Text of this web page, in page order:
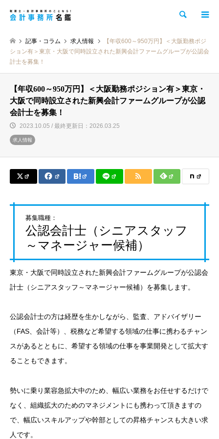
検索
記事・コラム 求人情報
【年収600～950万円】＜大阪勤務ポジ
ション有＞東京・大阪で同時設立された新興会計ファームグループが公認会
計士を募集！
【年収600～950万円】＜大阪勤務ポジション有＞東京・
大阪で同時設立された新興会計ファームグループが公認
会計士を募集！
2023.10.05 / 最終更新日：2026.03.25
求人情報
募集職種：
公認会計士（シニアスタッフ
～マネージャー候補）
東京・大阪で同時設立された新興会計ファームグループが公認会
計士（シニアスタッフ～マネージャー候補）を募集します。
公認会計士の方は経歴を生かしながら、監査、アドバイザリー
（FAS、会計等）、税務など希望する領域の仕事に携わるチャン
スがあるとともに、希望する領域の仕事を事業開発として拡大す
ることもできます。
勢いに乗り業容急拡大中のため、幅広い業務をお任せするだけで
なく、組織拡大のためのマネジメントにも携わって頂きますの
で、幅広いスキルアップや幹部としての昇格チャンスも大きい求
人です。